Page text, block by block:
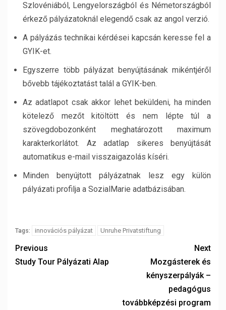
Szlovéniából, Lengyelországból és Németországból
érkező pályázatoknál elegendő csak az angol verzió.
A pályázás technikai kérdései kapcsán keresse fel a
GYIK-et.
Egyszerre több pályázat benyújtásának mikéntjéről
bővebb tájékoztatást talál a GYIK-ben.
Az adatlapot csak akkor lehet beküldeni, ha minden
kötelező mezőt kitöltött és nem lépte túl a
szövegdobozonként meghatározott maximum
karakterkorlátot. Az adatlap sikeres benyújtását
automatikus e-mail visszaigazolás kíséri.
Minden benyújtott pályázatnak lesz egy külön
pályázati profilja a SozialMarie adatbázisában.
Tags: innovációs pályázat Unruhe Privatstiftung
Previous
Study Tour Pályázati Alap
Next
Mozgásterek és
kényszerpályák –
pedagógus
továbbképzési program